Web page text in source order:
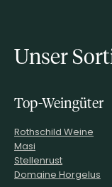
Unser
Top-Weingüter
Rothschild Weine
Masi
Stellenrust
Domaine Horgelus